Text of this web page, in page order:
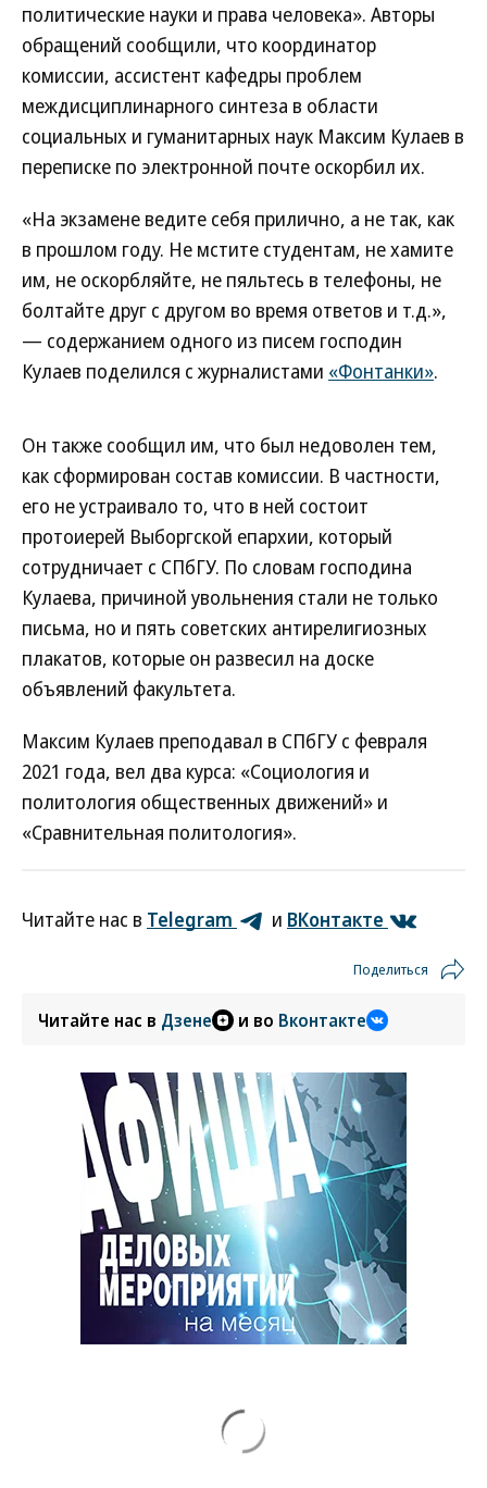
политические науки и права человека». Авторы
обращений сообщили, что координатор
комиссии, ассистент кафедры проблем
междисциплинарного синтеза в области
социальных и гуманитарных наук Максим Кулаев в
переписке по электронной почте оскорбил их.
«На экзамене ведите себя прилично, а не так, как
в прошлом году. Не мстите студентам, не хамите
им, не оскорбляйте, не пяльтесь в телефоны, не
болтайте друг с другом во время ответов и т.д.»,
— содержанием одного из писем господин
Кулаев поделился с журналистами «Фонтанки».
Он также сообщил им, что был недоволен тем,
как сформирован состав комиссии. В частности,
его не устраивало то, что в ней состоит
протоиерей Выборгской епархии, который
сотрудничает с СПбГУ. По словам господина
Кулаева, причиной увольнения стали не только
письма, но и пять советских антирелигиозных
плакатов, которые он развесил на доске
объявлений факультета.
Максим Кулаев преподавал в СПбГУ с февраля
2021 года, вел два курса: «Социология и
политология общественных движений» и
«Сравнительная политология».
Читайте нас в Telegram и ВКонтакте
Поделиться
Читайте нас в Дзене и во Вконтакте